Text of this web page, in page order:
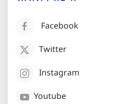
Facebook
Twitter
Instagram
Youtube